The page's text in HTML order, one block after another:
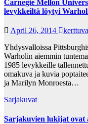
Carnegie Mellon
levykkeiltä löytyi
April 26, 2014
Yhdysvalloissa
Warholin aiemmin
1985 levykkeille
omakuva ja kuvia
ja Marilyn Monroesta…
Sarjakuvat
Sarjakuvien lukijat ovat